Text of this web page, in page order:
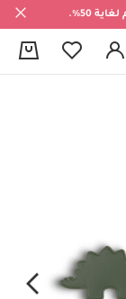
50%.